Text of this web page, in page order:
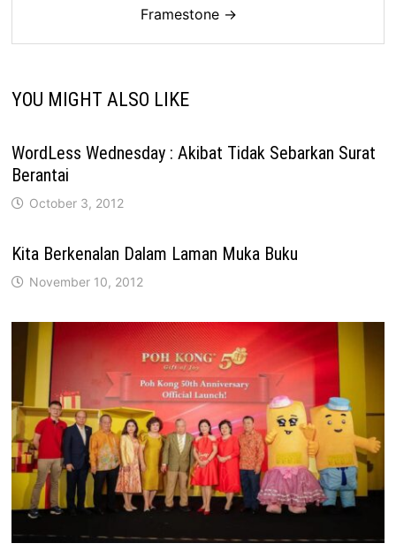
Framestone →
YOU MIGHT ALSO LIKE
WordLess Wednesday : Akibat Tidak Sebarkan Surat
Berantai
October 3, 2012
Kita Berkenalan Dalam Laman Muka Buku
November 10, 2012